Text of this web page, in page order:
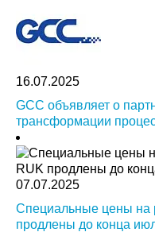
16.07.2025
GCC объявляет о
трансформации
07.07.2025
Специальные цены на
продлены до конца